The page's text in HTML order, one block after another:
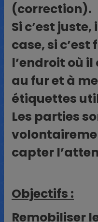
(correction).
Si c’est
case, si
l’endroit où
au fur et à
étiquettes
Les parties
capter
Objectifs :
Remobiliser